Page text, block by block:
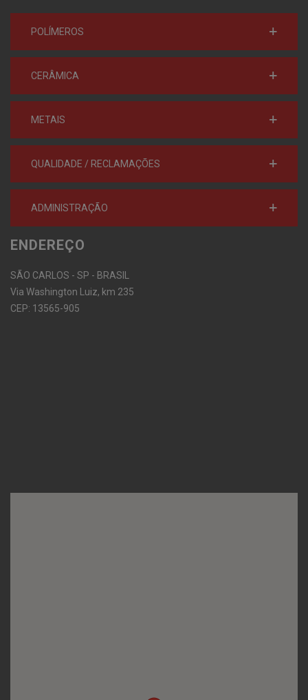
POLÍMEROS
CERÂMICA
METAIS
QUALIDADE / RECLAMAÇÕES
ADMINISTRAÇÃO
ENDEREÇO
SÃO CARLOS - SP - BRASIL
Via Washington Luiz, km 235
CEP: 13565-905